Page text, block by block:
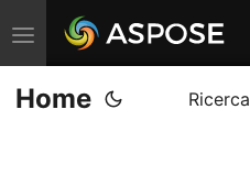
A
t
t
Home Ricerca